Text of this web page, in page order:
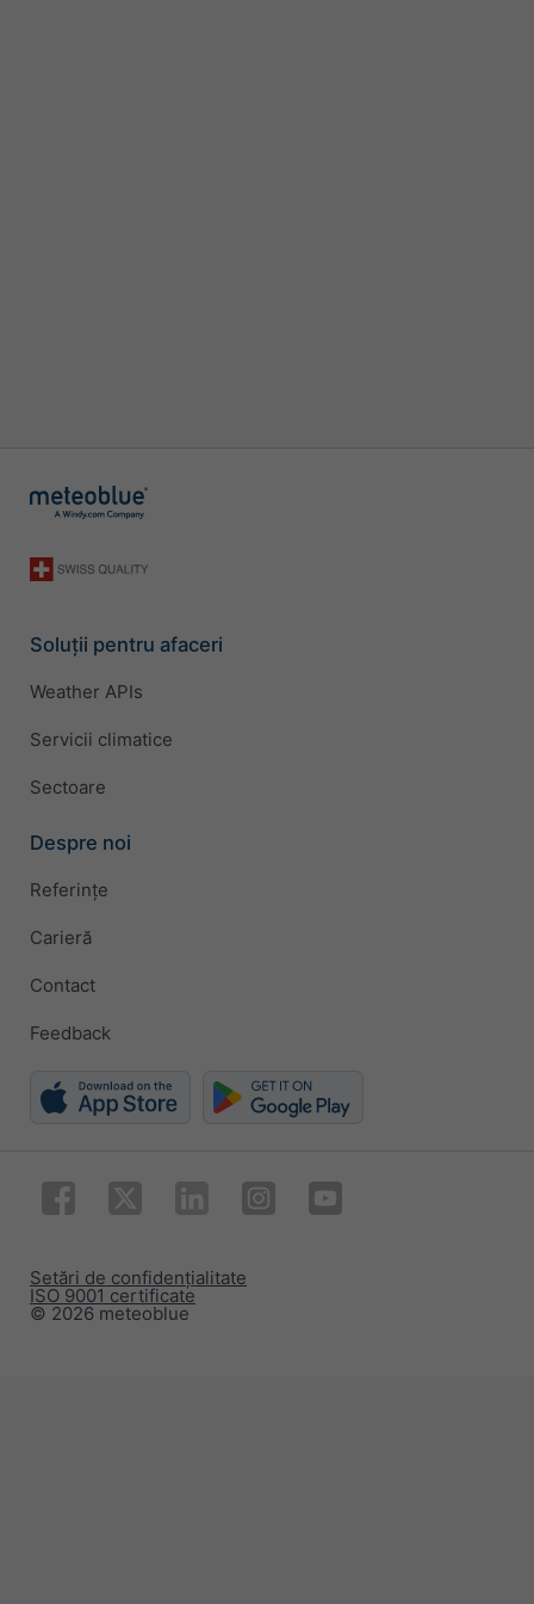
Soluții pentru afaceri
Weather APIs
Servicii climatice
Sectoare
Despre noi
Referințe
Carieră
Contact
Feedback
© 2026 meteoblue
ISO 9001 certificate
Setări de confidențialitate